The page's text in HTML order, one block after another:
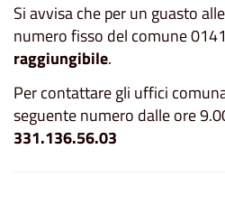
Si avvisa che per un guasto
numero fisso del comune
raggiungibile.
Per contattare gli uffici
seguente numero dalle ore
331.136.56.03